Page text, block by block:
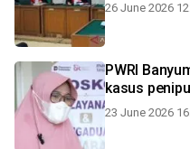
26 June 2026
PWRI
kasus
23 June 2026